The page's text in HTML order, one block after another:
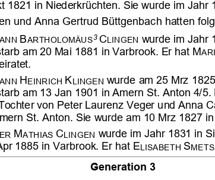
    
 

    
    
    
